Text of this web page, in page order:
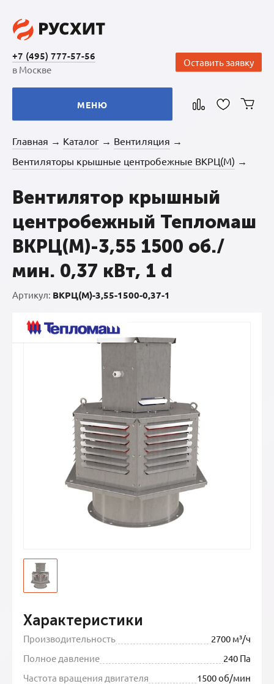
+7 (495) 777-57-56
в Москве
Оставить заявку
МЕНЮ
Главная → Каталог → Вентиляция →
Вентиляторы крышные центробежные ВКРЦ(М) →
Вентилятор крышный
центробежный Тепломаш
ВКРЦ(М)-3,55 1500 об./
мин. 0,37 кВт, 1 d
Артикул: ВКРЦ(М)-3,55-1500-0,37-1
Характеристики
Производительность
2700 м³/ч
Полное давление
240 Па
Частота вращения двигателя
1500 об/мин